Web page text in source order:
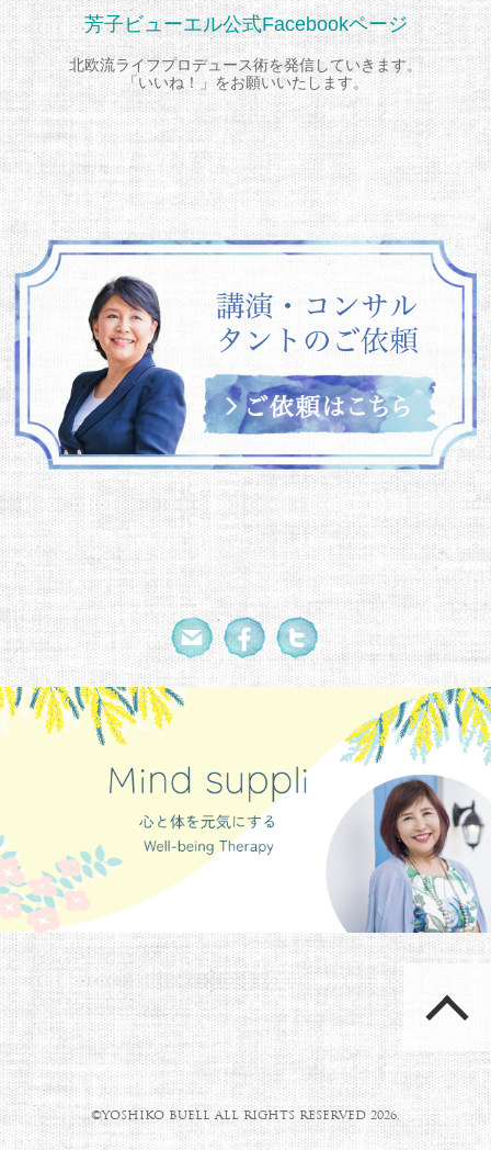
芳子ビューエル公式Facebookページ
北欧流ライフプロデュース術を発信していきます。
「いいね！」をお願いいたします。
©YOSHIKO BUELL ALL RIGHTS RESERVED 2026.